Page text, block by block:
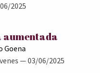
2025
aumentada
Goena
— 03/06/2025